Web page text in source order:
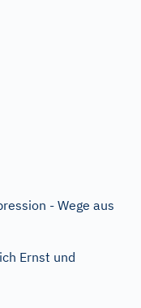
- Wege aus
Ernst und